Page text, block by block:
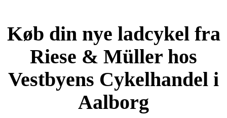
Køb din nye ladcykel fra
Riese & Müller hos
Vestbyens Cykelhandel i
Aalborg